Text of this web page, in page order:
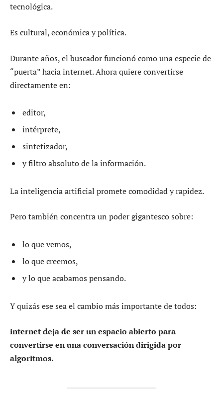
tecnológica.
Es cultural, económica y política.
Durante años, el buscador funcionó como una especie de
“puerta” hacia internet. Ahora quiere convertirse
directamente en:
editor,
intérprete,
sintetizador,
y filtro absoluto de la información.
La inteligencia artificial promete comodidad y rapidez.
Pero también concentra un poder gigantesco sobre:
lo que vemos,
lo que creemos,
y lo que acabamos pensando.
Y quizás ese sea el cambio más importante de todos:
internet deja de ser un espacio abierto para
convertirse en una conversación dirigida por
algoritmos.